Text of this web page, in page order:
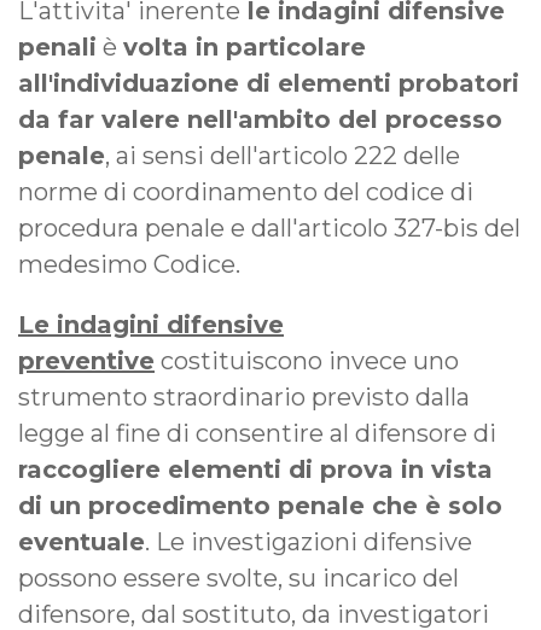
L'attivita' inerente le indagini difensive
penali è volta in particolare
all'individuazione di elementi probatori
da far valere nell'ambito del processo
penale, ai sensi dell'articolo 222 delle
norme di coordinamento del codice di
procedura penale e dall'articolo 327-bis del
medesimo Codice.
Le indagini difensive
preventive costituiscono invece uno
strumento straordinario previsto dalla
legge al fine di consentire al difensore di
raccogliere elementi di prova in vista
di un procedimento penale che è solo
eventuale. Le investigazioni difensive
possono essere svolte, su incarico del
difensore, dal sostituto, da investigatori